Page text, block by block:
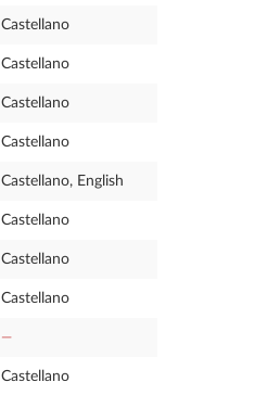
Castellano
Castellano
Castellano
Castellano
Castellano, English
Castellano
Castellano
Castellano
—
Castellano